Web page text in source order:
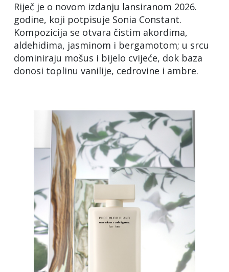
Riječ je o novom izdanju lansiranom 2026.
godine, koji potpisuje Sonia Constant.
Kompozicija se otvara čistim akordima,
aldehidima, jasminom i bergamotom; u srcu
dominiraju mošus i bijelo cvijeće, dok baza
donosi toplinu vanilije, cedrovine i ambre.